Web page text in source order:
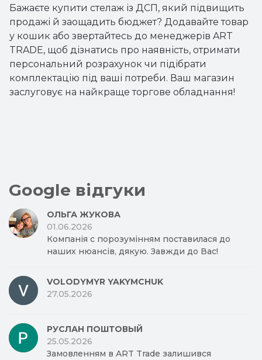
Бажаєте купити стелаж із ДСП, який підвищить
продажі й заощадить бюджет? Додавайте товар
у кошик або звертайтесь до менеджерів ART
TRADE, щоб дізнатись про наявність, отримати
персональний розрахунок чи підібрати
комплектацію під ваші потреби. Ваш магазин
заслуговує на найкраще торгове обладнання!
Google відгуки
ОЛЬГА ЖУКОВА
01.06.2026
Компанія с порозумінням поставилася до
наших нюансів, дякую. Завжди до Вас!
VOLODYMYR YAKYMCHUK
27.05.2026
РУСЛАН ПОШТОВЫЙ
25.05.2026
Замовленням в ART Trade залишився